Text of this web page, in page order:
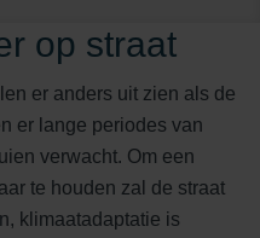
op straat
er anders uit zien als de
er lange periodes van
verwacht. Om een
te houden zal de straat
klimaatadaptatie is